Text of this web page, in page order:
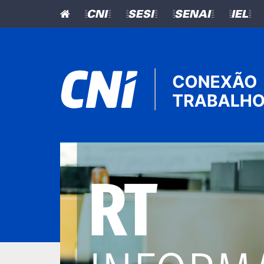
=CNI= =SESI= =SENAI= =IEL=